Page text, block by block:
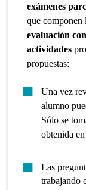
exámenes
que
evaluación
actividades
propuestas:
Una vez
alumno
Sólo se
obtenida
Las
trabajando